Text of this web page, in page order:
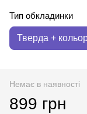
Тип обкладинки
Тверда +
Немає в наявності
899 грн